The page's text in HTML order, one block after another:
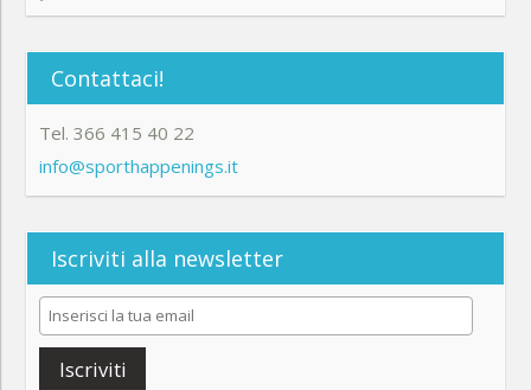
Contattaci!
Tel. 366 415 40 22
info@sporthappenings.it
Iscriviti alla newsletter
Iscriviti